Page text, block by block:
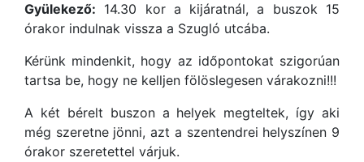
Gyülekező: 14.30 kor a kijáratnál, a buszok 15
órakor indulnak vissza a Szugló utcába.
Kérünk mindenkit, hogy az időpontokat szigorúan
tartsa be, hogy ne kelljen fölöslegesen várakozni!!!
A két bérelt buszon a helyek megteltek, így aki
még szeretne jönni, azt a szentendrei helyszínen 9
órakor szeretettel várjuk.